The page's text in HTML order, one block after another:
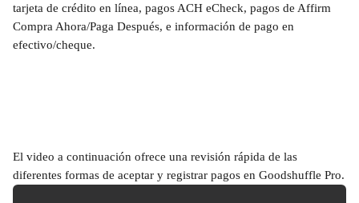
tarjeta de crédito en línea, pagos ACH eCheck, pagos de Affirm
Compra Ahora/Paga Después, e información de pago en
efectivo/cheque.
El video a continuación ofrece una revisión rápida de las
diferentes formas de aceptar y registrar pagos en Goodshuffle Pro.